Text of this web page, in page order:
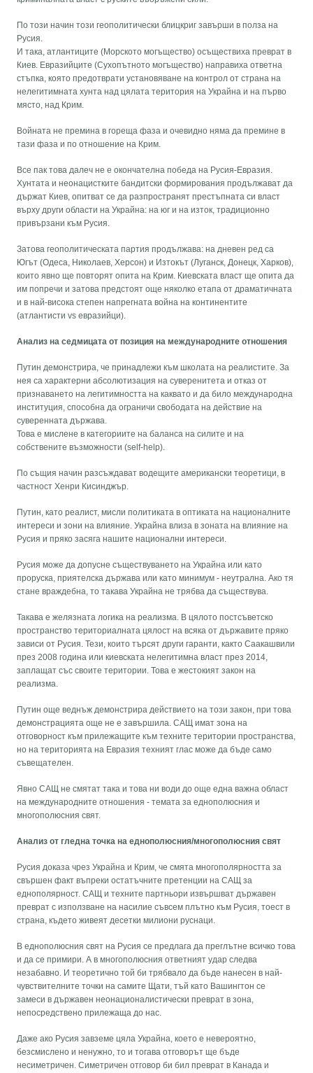
По този начин този геополитически блицкриг завърши в полза на
Русия.
И така, атлантиците (Морското могъщество) осъществиха преврат в
Киев. Евразийците (Сухопътното могъщество) направиха ответна
стъпка, която предотврати установяване на контрол от страна на
нелегитимната хунта над цялата територия на Украйна и на първо
място, над Крим.
Войната не премина в гореща фаза и очевидно няма да премине в
тази фаза и по отношение на Крим.
Все пак това далеч не е окончателна победа на Русия-Евразия.
Хунтата и неонацистките бандитски формирования продължават да
държат Киев, опитват се да разпространят престъпната си власт
върху други области на Украйна: на юг и на изток, традиционно
привързани към Русия.
Затова геополитическата партия продължава: на дневен ред са
Югът (Одеса, Николаев, Херсон) и Изтокът (Луганск, Донецк, Харков),
които явно ще повторят опита на Крим. Киевската власт ще опита да
им попречи и затова предстоят още няколко етапа от драматичната
и в най-висока степен напрегната война на континентите
(атлантисти vs евразийци).
Анализ на седмицата от позиция на международните отношения
Путин демонстрира, че принадлежи към школата на реалистите. За
нея са характерни абсолютизация на суверенитета и отказ от
признаването на легитимността на каквато и да било международна
институция, способна да ограничи свободата на действие на
суверенната държава.
Това е мислене в категориите на баланса на силите и на
собствените възможности (self-help).
По същия начин разсъждават водещите американски теоретици, в
частност Хенри Кисинджър.
Путин, като реалист, мисли политиката в оптиката на националните
интереси и зони на влияние. Украйна влиза в зоната на влияние на
Русия и пряко засяга нашите национални интереси.
Русия може да допусне съществуването на Украйна или като
проруска, приятелска държава или като минимум - неутрална. Ако тя
стане враждебна, то такава Украйна не трябва да съществува.
Такава е желязната логика на реализма. В цялото постсъветско
пространство териториалната цялост на всяка от държавите пряко
зависи от Русия. Тези, които търсят други гаранти, както Саакашвили
през 2008 година или киевската нелегитимна власт през 2014,
заплащат със своите територии. Това е жестокият закон на
реализма.
Путин още веднъж демонстрира действието на този закон, при това
демонстрацията още не е завършила. САЩ имат зона на
отговорност към прилежащите към техните територии пространства,
но на територията на Евразия техният глас може да бъде само
съвещателен.
Явно САЩ не смятат така и това ни води до още една важна област
на международните отношения - темата за еднополюсния и
многополюсния свят.
Анализ от гледна точка на еднополюсния/многополюсния свят
Русия доказа чрез Украйна и Крим, че смята многополярността за
свършен факт въпреки остатъчните претенции на САЩ за
еднополярност. САЩ и техните партньори извършват държавен
преврат с използване на насилие съвсем плътно към Русия, тоест в
страна, където живеят десетки милиони руснаци.
В еднополюсния свят на Русия се предлага да преглътне всичко това
и да се примири. А в многополюсния ответният удар следва
незабавно. И теоретично той би трябвало да бъде нанесен в най-
чувствителните точки на самите Щати, тъй като Вашингтон се
замеси в държавен неонационалистически преврат в зона,
непосредствено прилежаща до нас.
Даже ако Русия завземе цяла Украйна, което е невероятно,
безсмислено и ненужно, то и тогава отговорът ще бъде
несиметричен. Симетричен отговор би бил преврат в Канада и